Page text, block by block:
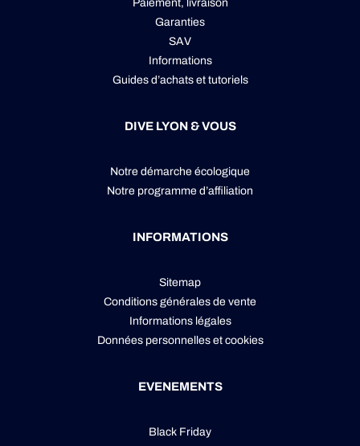
Paiement, livraison
Garanties
SAV
Informations
Guides d’achats et tutoriels
DIVE LYON & VOUS
Notre démarche écologique
Notre programme d’affiliation
INFORMATIONS
Sitemap
Conditions générales de vente
Informations légales
Données personnelleset cookies
EVENEMENTS
Black Friday